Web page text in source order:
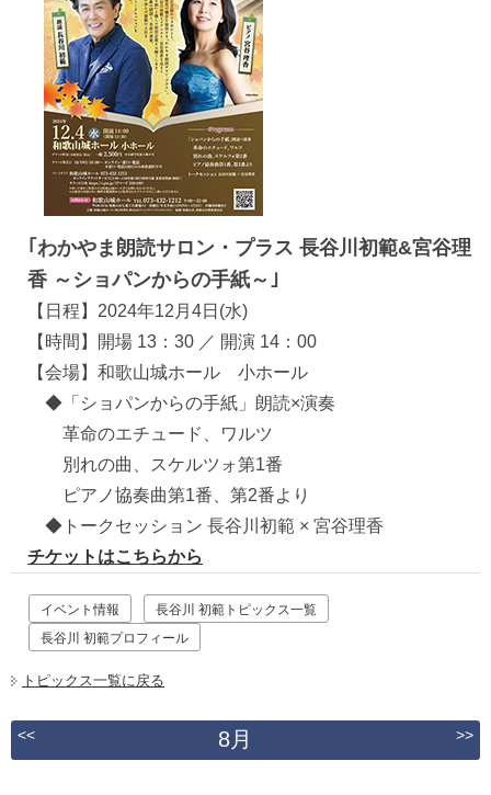
｢わかやま朗読サロン・プラス 長谷川初範&宮谷理
香 ～ショパンからの手紙～｣
【日程】2024年12月4日(水)
【時間】開場 13：30 ／ 開演 14：00
【会場】和歌山城ホール 小ホール
◆「ショパンからの手紙」朗読×演奏
革命のエチュード、ワルツ
別れの曲、スケルツォ第1番
ピアノ協奏曲第1番、第2番より
◆トークセッション 長谷川初範 × 宮谷理香
チケットはこちらから
イベント情報
長谷川 初範トピックス一覧
長谷川 初範プロフィール
トピックス一覧に戻る
<< 8月 >>